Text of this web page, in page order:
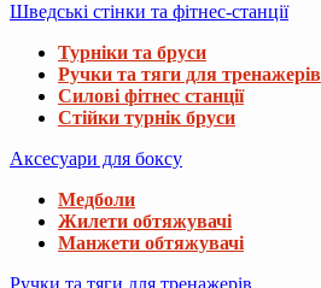
Шведські стінки та фітнес-станції
Турніки та бруси
Ручки та тяги для тренажерів
Силові фітнес станції
Стійки турнік бруси
Аксесуари для боксу
Медболи
Жилети обтяжувачі
Манжети обтяжувачі